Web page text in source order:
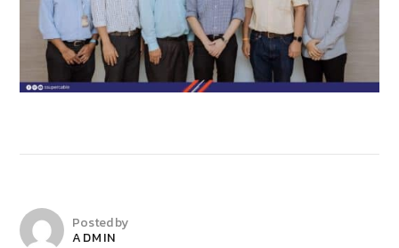
Posted by
ADMIN